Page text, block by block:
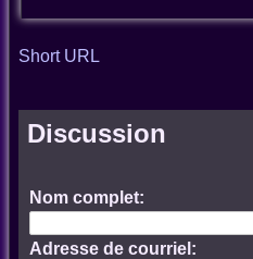
Short URL
Discussion
Nom complet:
Adresse de courriel: